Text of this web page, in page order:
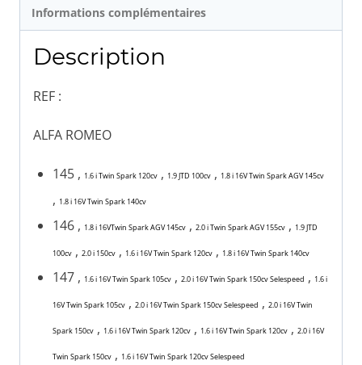
Informations complémentaires
Description
REF :
ALFA ROMEO
145 , 1.6 i Twin Spark 120cv , 1.9 JTD 100cv , 1.8 i 16V Twin Spark AGV 145cv
, 1.8 i 16V Twin Spark 140cv
146 , 1.8 i 16VTwin Spark AGV 145cv , 2.0 i Twin Spark AGV 155cv , 1.9 JTD
100cv , 2.0 i 150cv , 1.6 i 16V Twin Spark 120cv , 1.8 i 16V Twin Spark 140cv
147 , 1.6 i 16V Twin Spark 105cv , 2.0 i 16V Twin Spark 150cv Selespeed , 1.6 i
16V Twin Spark 105cv , 2.0 i 16V Twin Spark 150cv Selespeed , 2.0 i 16V Twin
Spark 150cv , 1.6 i 16V Twin Spark 120cv , 1.6 i 16V Twin Spark 120cv , 2.0 i 16V
Twin Spark 150cv , 1.6 i 16V Twin Spark 120cv Selespeed